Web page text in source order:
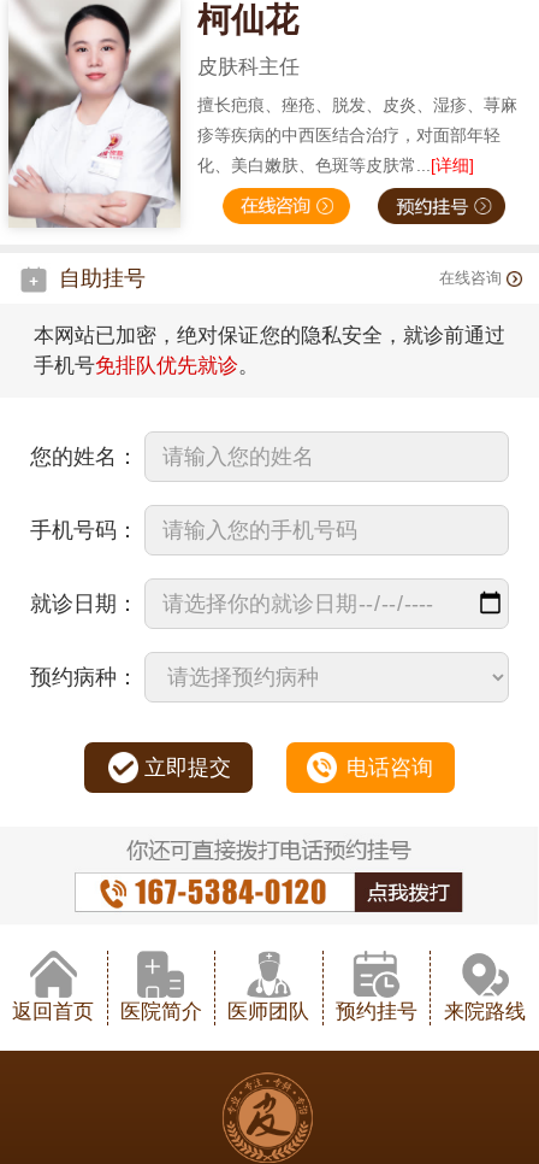
柯仙花
皮肤科主任
擅长疤痕、痤疮、脱发、皮炎、湿疹、荨麻
疹等疾病的中西医结合治疗，对面部年轻
化、美白嫩肤、色斑等皮肤常...[详细]
自助挂号 在线咨询
本网站已加密，绝对保证您的隐私安全，就诊前通过
手机号免排队优先就诊。
您的姓名：
手机号码：
就诊日期：
预约病种：
立即提交 电话咨询
返回首页 医院简介 医师团队 预约挂号 来院路线